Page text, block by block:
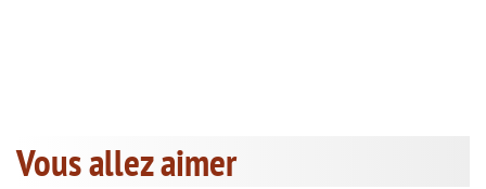
Vous allez aimer